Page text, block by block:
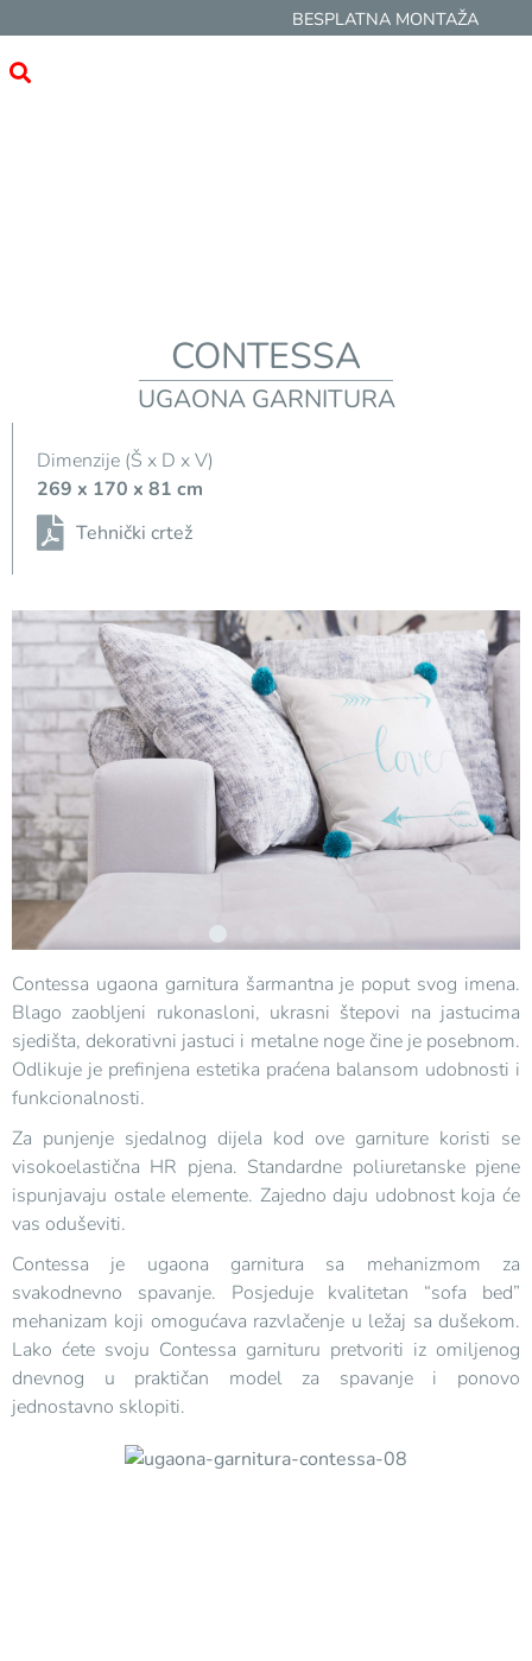
BESPLATNA MONTAŽA
CONTESSA
UGAONA GARNITURA
Dimenzije (Š x D x V)
269 x 170 x 81 cm
Tehnički crtež
Contessa ugaona garnitura šarmantna je poput svog imena.
Blago zaobljeni rukonasloni, ukrasni štepovi na jastucima
sjedišta, dekorativni jastuci i metalne noge čine je posebnom.
Odlikuje je prefinjena estetika praćena balansom udobnosti i
funkcionalnosti.
Za punjenje sjedalnog dijela kod ove garniture koristi se
visokoelastična HR pjena. Standardne poliuretanske pjene
ispunjavaju ostale elemente. Zajedno daju udobnost koja će
vas oduševiti.
Contessa je ugaona garnitura sa mehanizmom za
svakodnevno spavanje. Posjeduje kvalitetan “sofa bed”
mehanizam koji omogućava razvlačenje u ležaj sa dušekom.
Lako ćete svoju Contessa garnituru pretvoriti iz omiljenog
dnevnog u praktičan model za spavanje i ponovo
jednostavno sklopiti.